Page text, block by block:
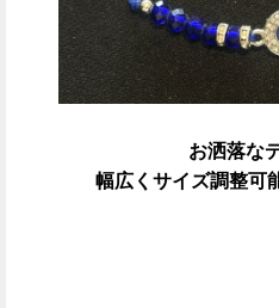
お洒落な
幅広くサイズ調整可